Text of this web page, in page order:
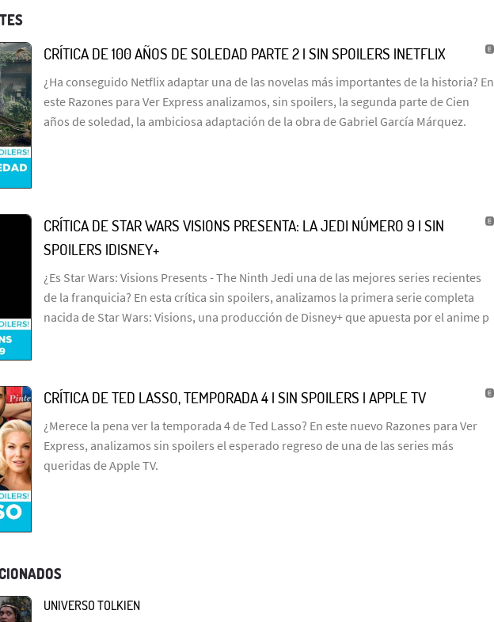
CRÍTICA DE 100 AÑOS DE SOLEDAD PARTE 2 | SIN SPOILERS |NETFLIX
¿Ha conseguido Netflix adaptar una de las novelas más importantes de la historia? En
este Razones para Ver Express analizamos, sin spoilers, la segunda parte de Cien
años de soledad, la ambiciosa adaptación de la obra de Gabriel García Márquez.
CRÍTICA DE STAR WARS VISIONS PRESENTA: LA JEDI NÚMERO 9 | SIN
SPOILERS |DISNEY+
¿Es Star Wars: Visions Presents - The Ninth Jedi una de las mejores series recientes
de la franquicia? En esta crítica sin spoilers, analizamos la primera serie completa
nacida de Star Wars: Visions, una producción de Disney+ que apuesta por el anime p
CRÍTICA DE TED LASSO, TEMPORADA 4 | SIN SPOILERS | APPLE TV
¿Merece la pena ver la temporada 4 de Ted Lasso? En este nuevo Razones para Ver
Express, analizamos sin spoilers el esperado regreso de una de las series más
queridas de Apple TV.
UNIVERSO TOLKIEN